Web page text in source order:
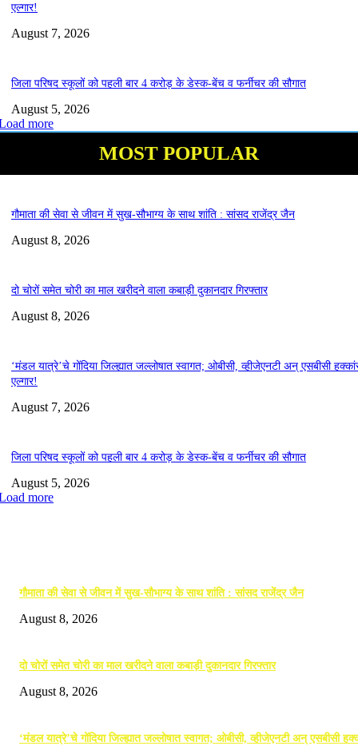
एल्गार!
August 7, 2026
जिला परिषद स्कूलों को पहली बार 4 करोड़ के डेस्क-बेंच व फर्नीचर की सौगात
August 5, 2026
more
MOST POPULAR
गौमाता की सेवा से जीवन में सुख-सौभाग्य के साथ शांति : सांसद राजेंद्र जैन
August 8, 2026
दो चोरों समेत चोरी का माल खरीदने वाला कबाड़ी दुकानदार गिरफ्तार
August 8, 2026
‘मंडल यात्रे’चे गोंदिया जिल्ह्यात जल्लोषात स्वागत; ओबीसी, व्हीजेएनटी अन् एसबीसी
एल्गार!
August 7, 2026
जिला परिषद स्कूलों को पहली बार 4 करोड़ के डेस्क-बेंच व फर्नीचर की सौगात
August 5, 2026
more
गौमाता की सेवा से जीवन में सुख-सौभाग्य के साथ शांति : सांसद राजेंद्र जैन
August 8, 2026
दो चोरों समेत चोरी का माल खरीदने वाला कबाड़ी दुकानदार गिरफ्तार
August 8, 2026
‘मंडल यात्रे’चे गोंदिया जिल्ह्यात जल्लोषात स्वागत; ओबीसी, व्हीजेएनटी अन् एसबीसी